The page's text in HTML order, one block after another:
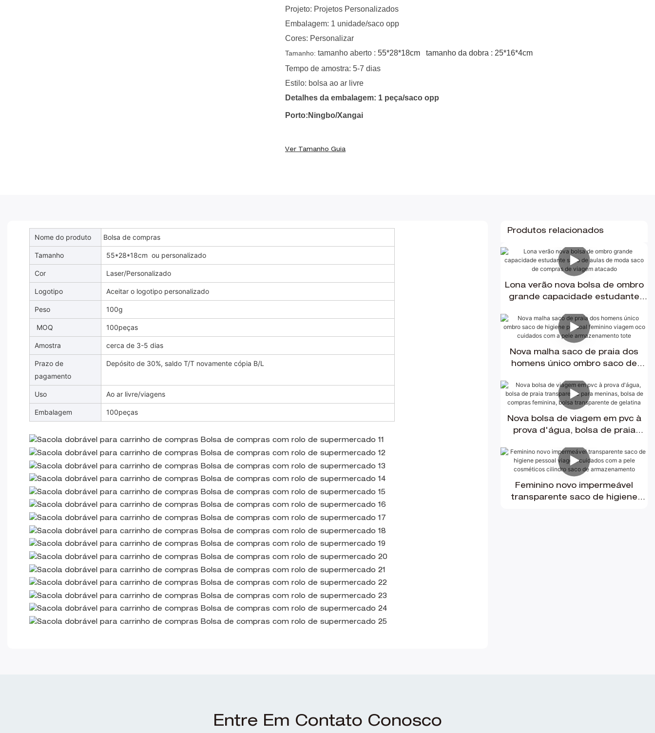
Projeto: Projetos Personalizados
Embalagem: 1 unidade/saco opp
Cores: Personalizar
Tamanho: tamanho aberto : 55*28*18cm tamanho da dobra : 25*16*4cm
Tempo de amostra: 5-7 dias
Estilo: bolsa ao ar livre
Detalhes da embalagem: 1 peça/saco opp
Porto:Ningbo/Xangai
Ver Tamanho Guia
Nome do produto Bolsa de compras
Tamanho 55*28*18cm ou personalizado
Cor Laser/Personalizado
Logotipo Aceitar o logotipo personalizado
Peso 100g
MOQ 100peças
Amostra cerca de 3-5 dias
Prazo de
pagamento
Depósito de 30%, saldo T/T novamente cópia B/L
Uso Ao ar livre/viagens
Embalagem 100peças
Produtos relacionados
Lona verão nova bolsa de ombro
grande capacidade estudante
compras de viagem atacado
Nova malha saco de praia dos
homens único ombro saco de
oco cuidados com a pele
armazenamento tote
Nova bolsa de viagem em pvc à
prova d'água, bolsa de praia
de compras feminina, bolsa
transparente de gelatina
Feminino novo impermeável
transparente saco de higiene
Entre Em Contato Conosco